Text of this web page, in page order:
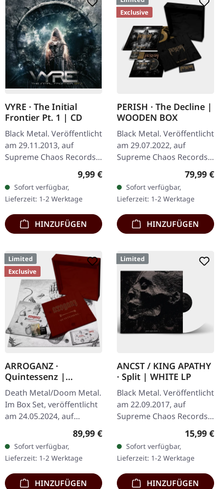
VYRE · The Initial
Frontier Pt. 1 | CD
Black Metal. Veröffentlicht
am 29.11.2013, auf
Supreme Chaos Records.
CD im Jewelcase mit 8-
seitigem Booklet. Was
passiert, wenn drei
kosmische…
Regulärer Preis:
9,99 €
Sofort verfügbar,
Lieferzeit: 1-2 Werktage
HINZUFÜGEN
Exclusive
PERISH · The Decline |
WOODEN BOX
Black Metal. Veröffentlicht
am 29.07.2022, auf
Supreme Chaos Records.
Extrem schwere schwarze
Holzbox mit graviertem
Logo, Titel und
Nummerierung,…
79,99 €
Sofort verfügbar,
Lieferzeit: 1-2 Werktage
HINZUFÜGEN
Limited
Exclusive
ARROGANZ ·
Quintessenz |
WOODEN BOX SET
Death Metal/Doom Metal.
Im Box Set, veröffentlicht
am 24.05.2024, auf
Supreme Chaos Records.
handgearbeitete Holzbox
mit graviertem…
Regulärer Preis:
89,99 €
Sofort verfügbar,
Lieferzeit: 1-2 Werktage
HINZUFÜGEN
Limited
ANCST / KING APATHY
· Split | WHITE LP
Black Metal. Veröffentlicht
am 22.09.2017, auf
Supreme Chaos Records.
Weißes Vinyl, limitiert auf
handnummerierte
Exemplare. Diese…
15,99 €
Sofort verfügbar,
Lieferzeit: 1-2 Werktage
HINZUFÜGEN